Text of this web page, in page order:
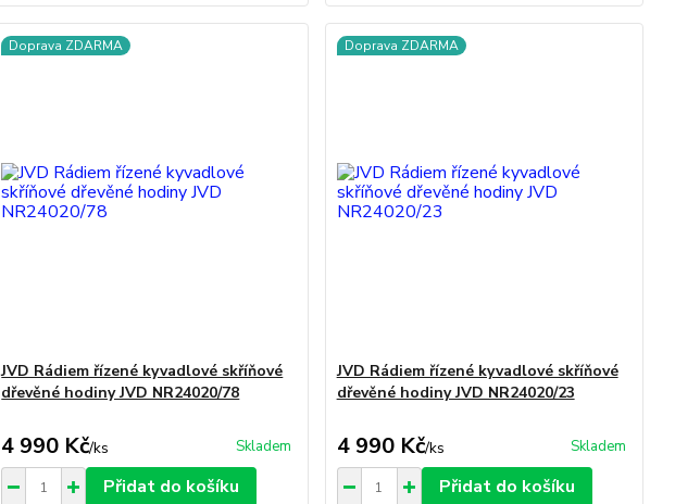
Doprava ZDARMA
JVD Rádiem řízené kyvadlové skříňové
dřevěné hodiny JVD NR24020/78
4 990 Kč/ks Skladem
Přidat do košíku
Doprava ZDARMA
JVD Rádiem řízené kyvadlové skříňové
dřevěné hodiny JVD NR24020/23
4 990 Kč/ks Skladem
Přidat do košíku